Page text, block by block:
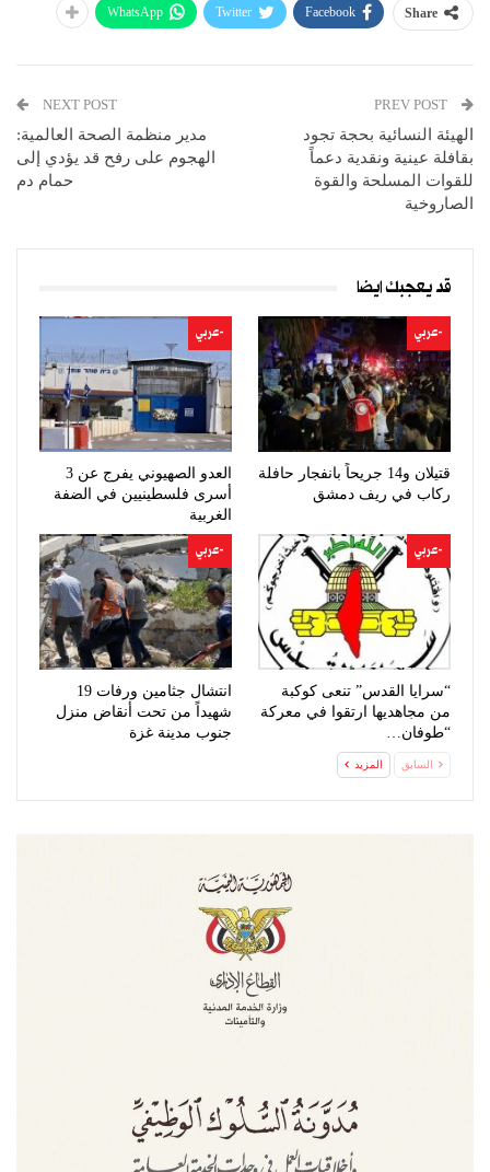
Share
Facebook
Twitter
WhatsApp
الهيئة النسائية بحجة تجود
بقافلة عينية ونقدية دعماً
للقوات المسلحة والقوة
الصاروخية
NEXT POST
مدير منظمة الصحة العالمية:
الهجوم على رفح قد يؤدي إلى
حمام دم
قد يعجبك ايضا
-عربي
قتيلان و14 جريحاً بانفجار حافلة
ركاب في ريف دمشق
-عربي
العدو الصهيوني يفرج عن 3
أسرى فلسطينيين في الضفة
الغربية
-عربي
“سرايا القدس” تنعى كوكبة
من مجاهديها ارتقوا في معركة
“طوفان…
-عربي
انتشال جثامين ورفات 19
شهيداً من تحت أنقاض منزل
جنوب مدينة غزة
السابق المزيد